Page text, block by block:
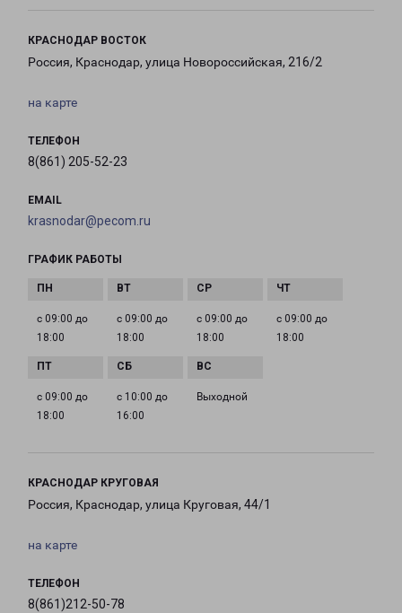
КРАСНОДАР ВОСТОК
Россия, Краснодар, улица Новороссийская, 216/2
на карте
ТЕЛЕФОН
8(861) 205-52-23
EMAIL
krasnodar@pecom.ru
ГРАФИК РАБОТЫ
с 09:00 до
18:00
с 09:00 до
18:00
с 09:00 до
18:00
с 09:00 до
18:00
с 09:00 до
18:00
с 10:00 до
16:00
Выходной
КРАСНОДАР КРУГОВАЯ
Россия, Краснодар, улица Круговая, 44/1
на карте
ТЕЛЕФОН
8(861)212-50-78